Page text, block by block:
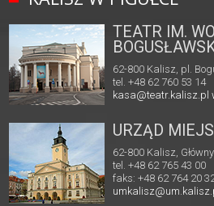
TEATR IM.
62-800 Kalisz, pl.
tel. +48 62 760 53 14
kasa@teatr.kalisz.pl
URZĄD
62-800 Kalisz,
tel. +48 62 765 43 00
faks: +48 62 764 20